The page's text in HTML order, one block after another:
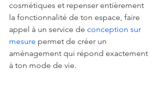
cosmétiques et repenser entièrement
la fonctionnalité de ton espace, faire
appel à un service de conception sur
mesure permet de créer un
aménagement qui répond exactement
à ton mode de vie.